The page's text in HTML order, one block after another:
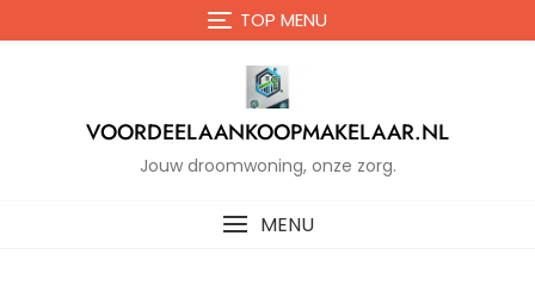
de
TOP MENU
VOORDEELAANKOOPMAKELAAR.NL
Jouw droomwoning, onze zorg.
MENU